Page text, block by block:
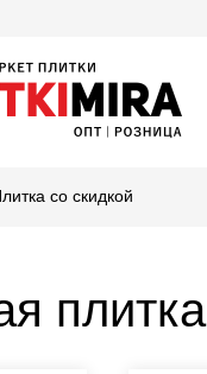
со скидкой
плитка